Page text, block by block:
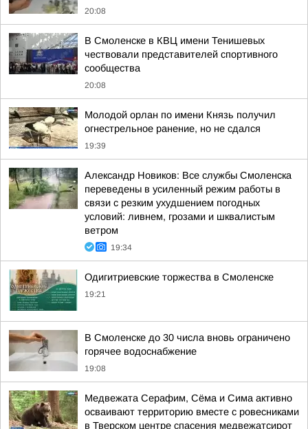
20:08
В Смоленске в КВЦ имени Тенишевых
чествовали представителей спортивного
сообщества
20:08
Молодой орлан по имени Князь получил
огнестрельное ранение, но не сдался
19:39
Александр Новиков: Все службы Смоленска
переведены в усиленный режим работы в
связи с резким ухудшением погодных
условий: ливнем, грозами и шквалистым
ветром
19:34
Одигитриевские торжества в Смоленске
19:21
В Смоленске до 30 числа вновь ограничено
горячее водоснабжение
19:08
Медвежата Серафим, Сёма и Сима активно
осваивают территорию вместе с ровесниками
в Тверском центре спасения медвежатсирот